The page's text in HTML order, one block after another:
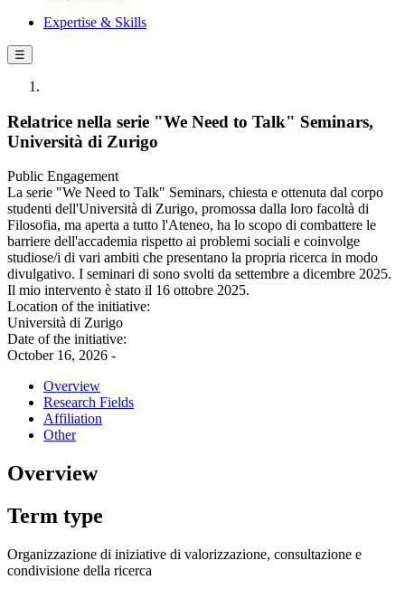
Expertise & Skills
☰
Relatrice nella serie "We Need to Talk" Seminars,
Università di Zurigo
Public Engagement
La serie "We Need to Talk" Seminars, chiesta e ottenuta dal corpo
studenti dell'Università di Zurigo, promossa dalla loro facoltà di
Filosofia, ma aperta a tutto l'Ateneo, ha lo scopo di combattere le
barriere dell'accademia rispetto ai problemi sociali e coinvolge
studiose/i di vari ambiti che presentano la propria ricerca in modo
divulgativo. I seminari di sono svolti da settembre a dicembre 2025.
Il mio intervento è stato il 16 ottobre 2025.
Location of the initiative:
Università di Zurigo
Date of the initiative:
October 16, 2026 -
Overview
Research Fields
Affiliation
Other
Overview
Term type
Organizzazione di iniziative di valorizzazione, consultazione e
condivisione della ricerca